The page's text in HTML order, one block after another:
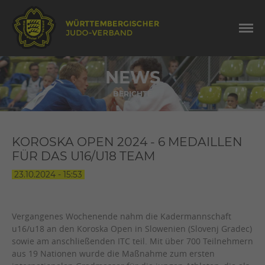
NEWS
BERICHTE
KOROSKA OPEN 2024 - 6 MEDAILLEN
FÜR DAS U16/U18 TEAM
23.10.2024 - 15:53
Vergangenes Wochenende nahm die Kadermannschaft
u16/u18 an den Koroska Open in Slowenien (Slovenj Gradec)
sowie am anschließenden ITC teil. Mit über 700 Teilnehmern
aus 19 Nationen wurde die Maßnahme zum ersten